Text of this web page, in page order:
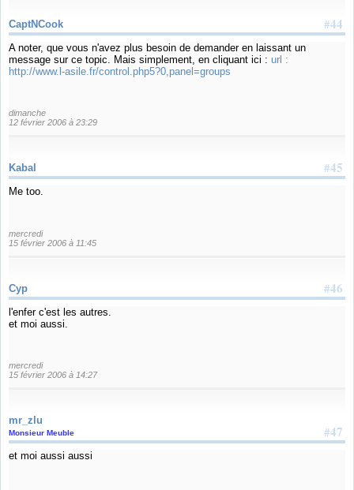
#44
CaptNCook
A noter, que vous n'avez plus besoin de demander en laissant un
message sur ce topic. Mais simplement, en cliquant ici : url :
http://www.l-asile.fr/control.php5?0,panel=groups
dimanche
12 février 2006 à 23:29
#45
Kabal
Me too.
mercredi
15 février 2006 à 11:45
#46
Cyp
l'enfer c'est les autres.
et moi aussi.
mercredi
15 février 2006 à 14:27
mr_zlu
#47
Monsieur Meuble
et moi aussi aussi